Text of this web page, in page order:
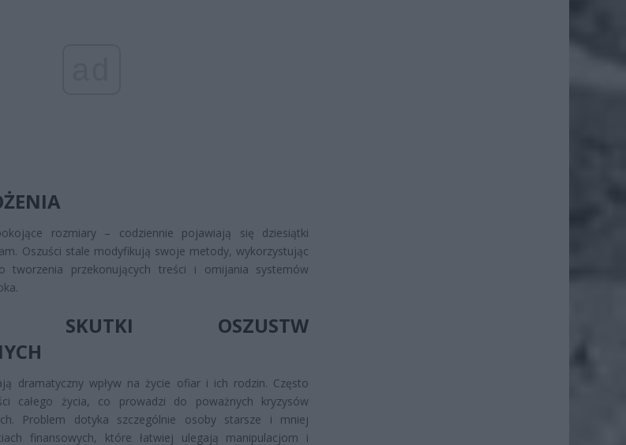
rozmiary – codziennie pojawiają się dziesiątki
Oszuści stale modyfikują swoje metody, wykorzystując
tworzenia przekonujących treści i omijania systemów
SKUTKI OSZUSTW
dramatyczny wpływ na życie ofiar i ich rodzin. Często
całego życia, co prowadzi do poważnych kryzysów
Problem dotyka szczególnie osoby starsze i mniej
finansowych, które łatwiej ulegają manipulacjom i